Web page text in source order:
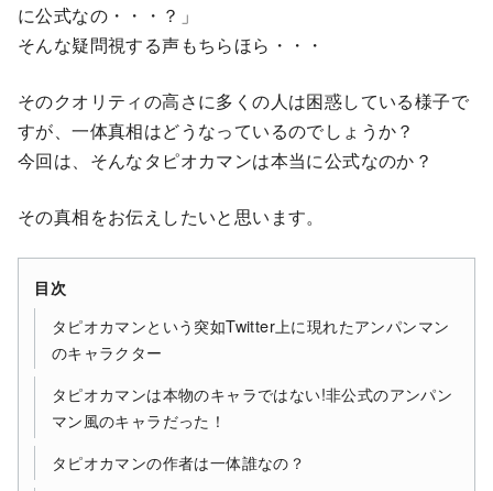
に公式なの・・・？」
そんな疑問視する声もちらほら・・・
そのクオリティの高さに多くの人は困惑している様子で
すが、一体真相はどうなっているのでしょうか？
今回は、そんなタピオカマンは本当に公式なのか？
その真相をお伝えしたいと思います。
目次
タピオカマンという突如Twitter上に現れたアンパンマン
のキャラクター
タピオカマンは本物のキャラではない!非公式のアンパン
マン風のキャラだった！
タピオカマンの作者は一体誰なの？